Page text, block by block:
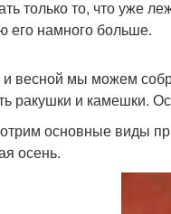
только то, что уже
его намного больше.
весной мы можем
ракушки и камешки.
основные виды
осень.